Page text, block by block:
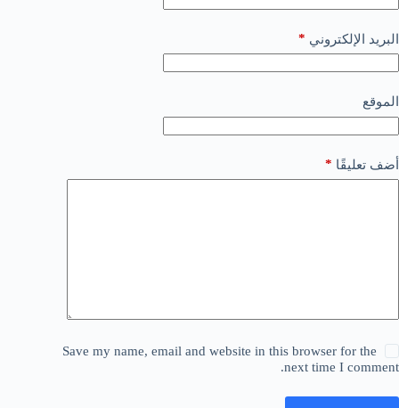
البريد الإلكتروني *
الموقع
أضف تعليقًا *
Save my name, email and website in this browser for the
next time I comment.